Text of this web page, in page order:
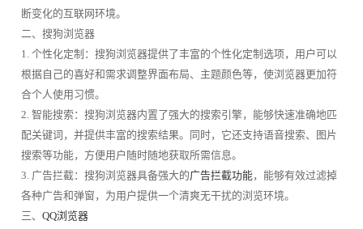
断变化的互联网环境。
二、搜狗浏览器
1. 个性化定制：搜狗浏览器提供了丰富的个性化定制选项，用户可以
根据自己的喜好和需求调整界面布局、主题颜色等，使浏览器更加符
合个人使用习惯。
2. 智能搜索：搜狗浏览器内置了强大的搜索引擎，能够快速准确地匹
配关键词，并提供丰富的搜索结果。同时，它还支持语音搜索、图片
搜索等功能，方便用户随时随地获取所需信息。
3. 广告拦截：搜狗浏览器具备强大的广告拦截功能，能够有效过滤掉
各种广告和弹窗，为用户提供一个清爽无干扰的浏览环境。
三、 QQ浏览器